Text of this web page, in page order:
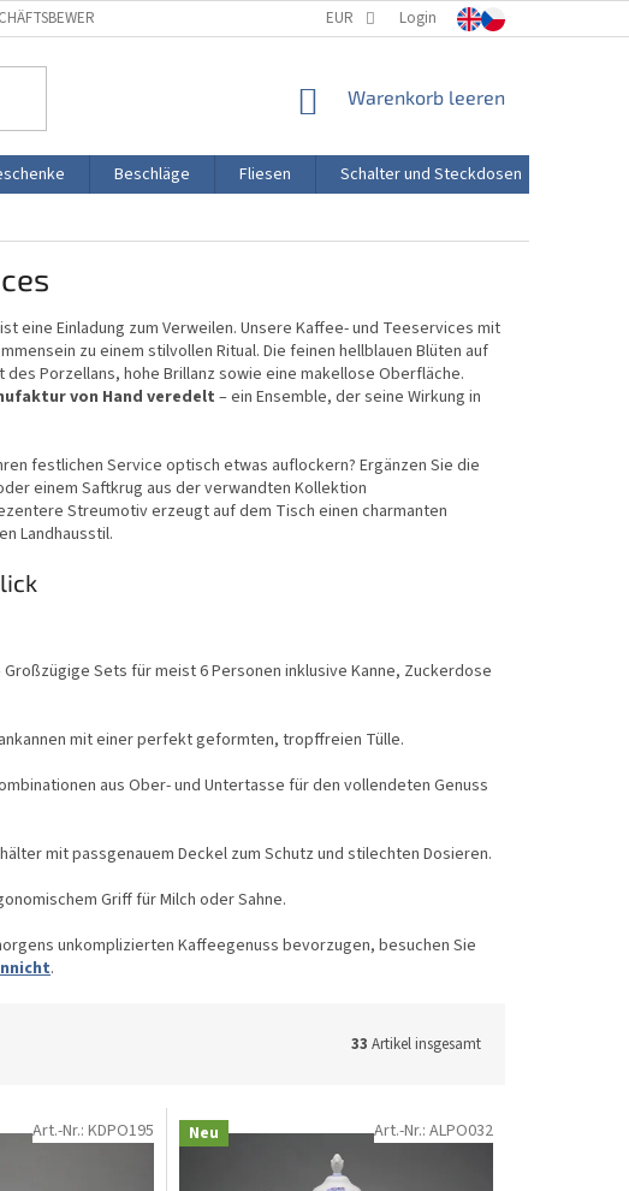
PORZELLANHERSTELLUNG TRANSPORT UND ZAHLUNG
EUR Login
WARENKORB
Warenkorb leeren
Beschläge Fliesen Schalter und Steckdosen
eine Einladung zum Verweilen. Unsere Kaffee- und Teeservices mit
zu einem stilvollen Ritual. Die feinen hellblauen Blüten auf
Porzellans, hohe Brillanz sowie eine makellose Oberfläche.
von Hand veredelt – ein Ensemble, der seine Wirkung in
festlichen Service optisch etwas auflockern? Ergänzen Sie die
einem Saftkrug aus der verwandten Kollektion
Streumotiv erzeugt auf dem Tisch einen charmanten
Landhausstil.
Großzügige Sets für meist 6 Personen inklusive Kanne, Zuckerdose
mit einer perfekt geformten, tropffreien Tülle.
aus Ober- und Untertasse für den vollendeten Genuss
mit passgenauem Deckel zum Schutz und stilechten Dosieren.
Griff für Milch oder Sahne.
unkomplizierten Kaffeegenuss bevorzugen, besuchen Sie
.
33 Artikel insgesamt
Art.-Nr.: KDPO195 Neu Art.-Nr.: ALPO032